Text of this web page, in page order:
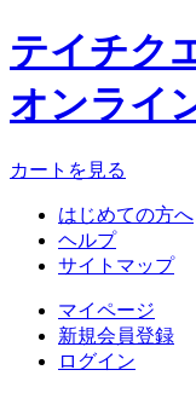
テイチク
オンライ
カートを見る
はじめての方へ
ヘルプ
サイトマップ
マイページ
新規会員登録
ログイン